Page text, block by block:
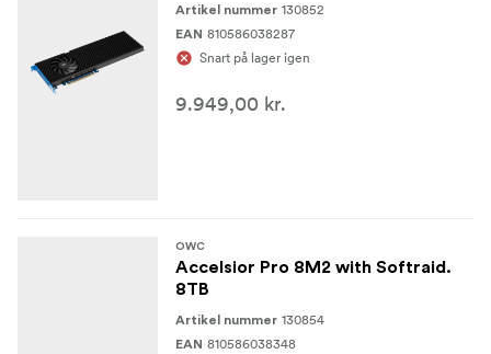
Artikel nummer 130852
EAN 810586038287
Snart på lager igen
9.949,00 kr.
OWC
Accelsior Pro 8M2 with Softraid.
8TB
Artikel nummer 130854
EAN 810586038348